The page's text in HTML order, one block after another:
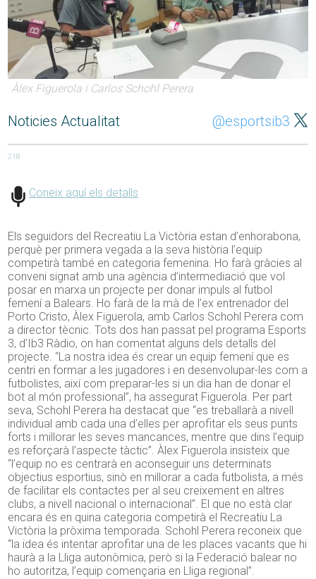
Àlex Figuerola i Carlos Schohl Perera
Noticies Actualitat @esportsib3
218
Coneix aquí els detalls
Els seguidors del Recreatiu La Victòria estan d’enhorabona,
perquè per primera vegada a la seva història l’equip
competirà també en categoria femenina. Ho farà gràcies al
conveni signat amb una agència d’intermediació que vol
posar en marxa un projecte per donar impuls al futbol
femení a Balears. Ho farà de la mà de l’ex entrenador del
Porto Cristo, Àlex Figuerola, amb Carlos Schohl Perera com
a director tècnic. Tots dos han passat pel programa Esports
3, d’Ib3 Ràdio, on han comentat alguns dels detalls del
projecte. “La nostra idea és crear un equip femení que es
centri en formar a les jugadores i en desenvolupar-les com a
futbolistes, així com preparar-les si un dia han de donar el
bot al món professional”, ha assegurat Figuerola. Per part
seva, Schohl Perera ha destacat que “es treballarà a nivell
individual amb cada una d’elles per aprofitar els seus punts
forts i millorar les seves mancances, mentre que dins l’equip
es reforçarà l’aspecte tàctic”. Àlex Figuerola insisteix que
“l’equip no es centrarà en aconseguir uns determinats
objectius esportius, sinò en millorar a cada futbolista, a més
de facilitar els contactes per al seu creixement en altres
clubs, a nivell nacional o internacional”. El que no està clar
encara és en quina categoria competirà el Recreatiu La
Victòria la pròxima temporada. Schohl Perera reconeix que
“la idea és intentar aprofitar una de les places vacants que hi
haurà a la Lliga autonòmica, però si la Federació balear no
ho autoritza, l’equip començaria en Lliga regional”.